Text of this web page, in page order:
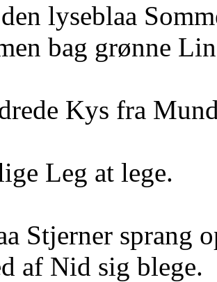
lyseblaa
bag grønne
Kys fra
Leg at lege.
Stjerner sprang
af Nid sig blege.